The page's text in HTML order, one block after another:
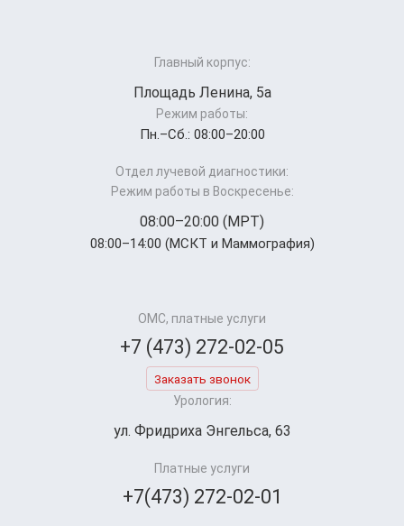
Главный корпус:
Площадь Ленина, 5а
Режим работы:
Пн.–Cб.: 08:00–20:00
Отдел лучевой диагностики:
Режим работы в Воскресенье:
08:00–20:00 (МРТ)
08:00–14:00 (МСКТ и Маммография)
ОМС, платные услуги
+7 (473) 272-02-05
Заказать звонок
Урология:
ул. Фридриха Энгельса, 63
Платные услуги
+7(473) 272-02-01